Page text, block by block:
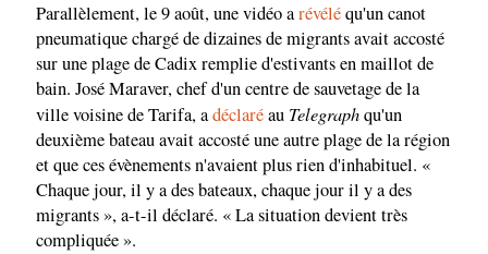
Parallèlement, le 9 août, une vidéo arévéléqu'un canot
pneumatique chargé de dizaines de migrants avait accosté
sur une plage de Cadix remplie d'estivants en maillot de
bain. José Maraver, chef d'un centre de sauvetage de la
ville voisine de Tarifa, adéclaréau Telegraphqu'un
deuxième bateau avait accosté une autre plage de la région
et que ces évènements n'avaient plus rien d'inhabituel. «
Chaque jour, il y a des bateaux, chaque jour il y a des
migrants », a-t-il déclaré. « La situation devient très
compliquée ».